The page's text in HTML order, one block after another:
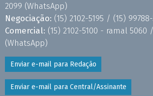
2099 (WhatsApp)
Negociação: (15) 2102-5195 / (15)
Comercial: (15) 2102-5100 - ramal 5060 /
(WhatsApp)
Enviar e-mail para Redação
Enviar e-mail para Central/Assinante